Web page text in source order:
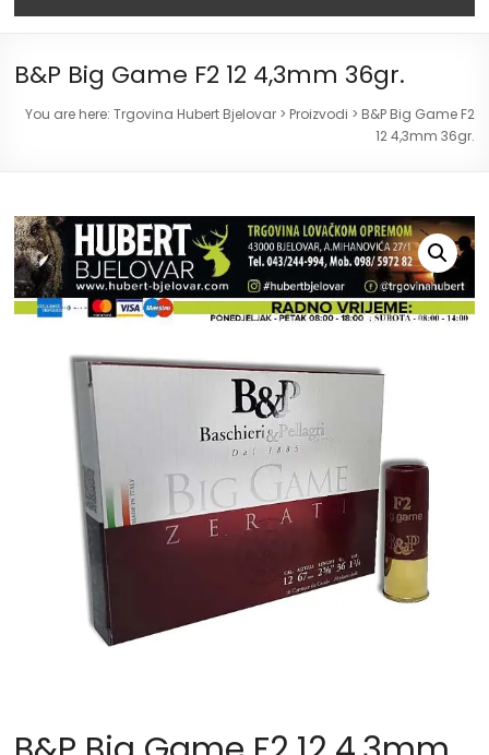
B&P Big Game F2 12 4,3mm 36gr.
You are here: Trgovina Hubert Bjelovar> Proizvodi > B&P Big Game F2
12 4,3mm 36gr.